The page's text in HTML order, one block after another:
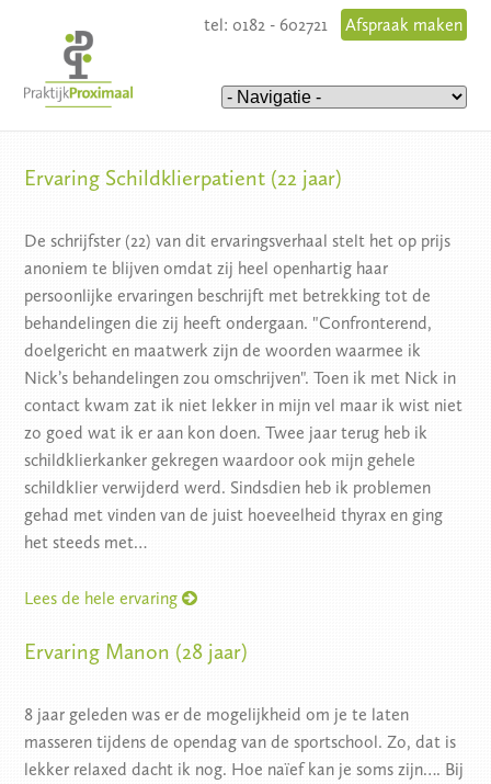
tel: 0182 - 602721 Afspraak maken
Ervaring Schildklierpatient (22 jaar)
De schrijfster (22) van dit ervaringsverhaal stelt het op prijs
anoniem te blijven omdat zij heel openhartig haar
persoonlijke ervaringen beschrijft met betrekking tot de
behandelingen die zij heeft ondergaan. "Confronterend,
doelgericht en maatwerk zijn de woorden waarmee ik
Nick’s behandelingen zou omschrijven". Toen ik met Nick in
contact kwam zat ik niet lekker in mijn vel maar ik wist niet
zo goed wat ik er aan kon doen. Twee jaar terug heb ik
schildklierkanker gekregen waardoor ook mijn gehele
schildklier verwijderd werd. Sindsdien heb ik problemen
gehad met vinden van de juist hoeveelheid thyrax en ging
het steeds met…
Lees de hele ervaring
Ervaring Manon (28 jaar)
8 jaar geleden was er de mogelijkheid om je te laten
masseren tijdens de opendag van de sportschool. Zo, dat is
lekker relaxed dacht ik nog. Hoe naïef kan je soms zijn…. Bij